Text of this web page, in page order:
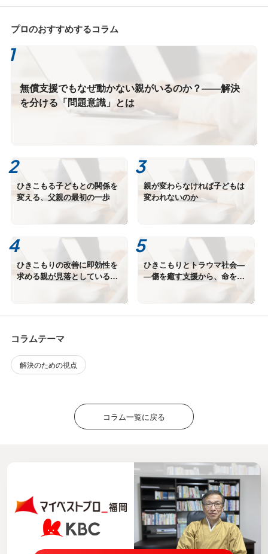
プロのおすすめするコラム
無償支援でもなぜ動かない親がいるのか？――解決
を分ける「問題意識」とは
ひきこもる子どもとの関係を
変える、父親の最初の一歩
親が変わらなければ子どもは
変われないのか
ひきこもりの改善に即効性を
求める親が見落としているこ
ひきこもりとトラウマ社会―
―傷を癒す支援から、命を活
コラムテーマ
解決のための視点
コラム一覧に戻る